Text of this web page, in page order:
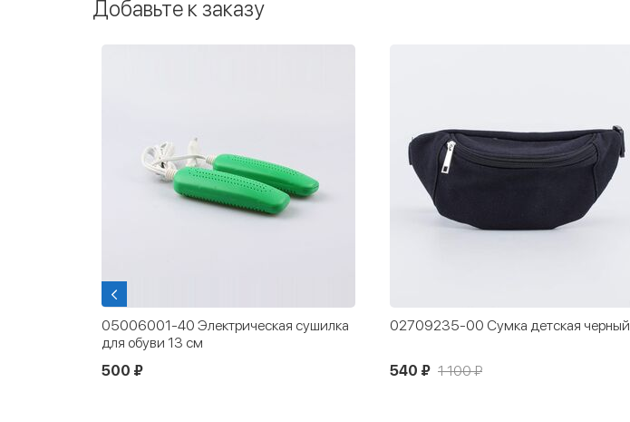
Добавьте к заказу
05006001-40 Электрическая сушилка
для обуви 13 см
500 ₽
02709235-00 Сумка детская черный
540 ₽ 1 100 ₽